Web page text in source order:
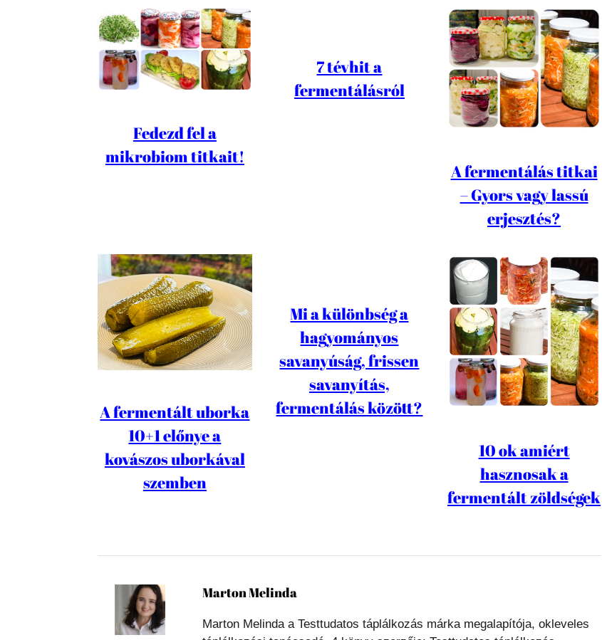
Fedezd fel a
mikrobiom titkait!
7 tévhit a
fermentálásról
A fermentálás titkai
– Gyors vagy lassú
erjesztés?
A fermentált uborka
10+1 előnye a
kovászos uborkával
szemben
Mi a különbség a
hagyományos
savanyúság, frissen
savanyítás,
fermentálás között?
10 ok amiért
hasznosak a
fermentált zöldségek
Marton Melinda
Marton Melinda a Testtudatos táplálkozás márka megalapítója, okleveles